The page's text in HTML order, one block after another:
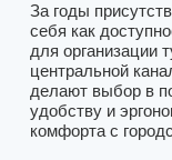
За годы
себя как
для организации
центральной
делают выбор в
удобству и
комфорта с